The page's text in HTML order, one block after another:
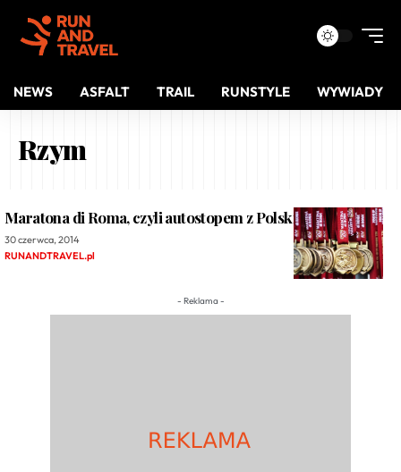
NEWS ASFALT TRAIL RUNSTYLE WYWIADY
Rzym
Maratona di Roma, czyli autostopem z Polski do Rzymu…
30 czerwca, 2014
RUNANDTRAVEL.pl
- Reklama -